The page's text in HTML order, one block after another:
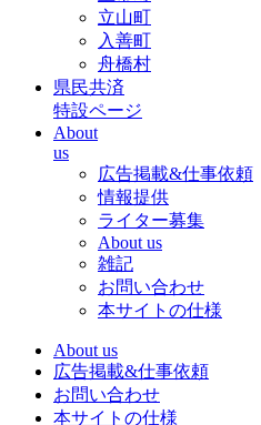
立山町
入善町
舟橋村
県民共済
特設ページ
About
us
広告掲載&仕事依頼
情報提供
ライター募集
About us
雑記
お問い合わせ
本サイトの仕様
About us
広告掲載&仕事依頼
お問い合わせ
本サイトの仕様